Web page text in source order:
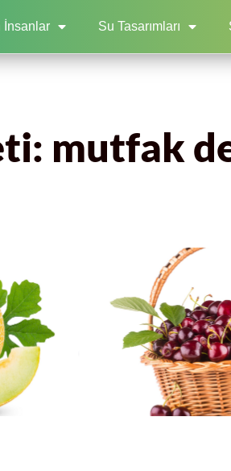
İnsanlar Su Tasarımları
mutfak